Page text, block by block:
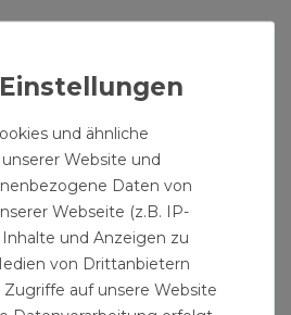
und ähnliche
Website und
Daten von
Webseite (z.B. IP-
Inhalte und Anzeigen zu
von Drittanbietern
auf unsere Website